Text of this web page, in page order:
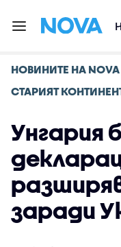
НОВИНИТЕ НА NOVA
СТАРИЯТ
Унгария
заради